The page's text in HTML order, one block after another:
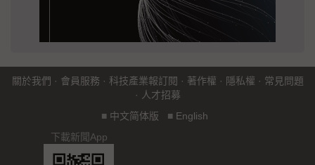
關於我們 · 會員服務 · 科技產業報訂閱 · 著作權 · 隱私權 · 常見問題
· 人才招募
■ 中文简体版 ■ English
下載新聞App